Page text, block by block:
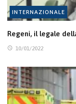
INTERNAZIONALE
Regeni, il legale
10/01/2022